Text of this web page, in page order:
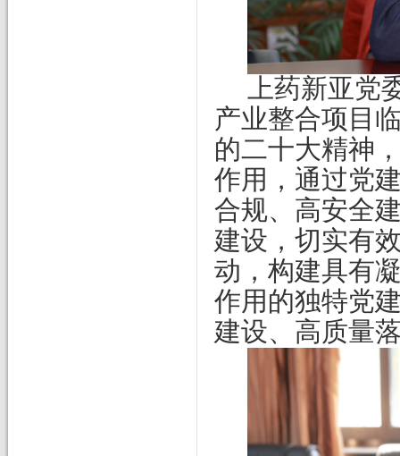
上药新亚党
产业整合项目
的二十大精神
作用，通过党
合规、高安全
建设，切实有
动，构建具有
作用的独特党
建设、高质量